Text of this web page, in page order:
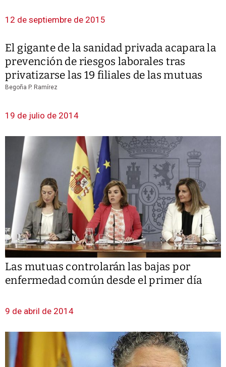
12 de septiembre de 2015
El gigante de la sanidad privada acapara la
prevención de riesgos laborales tras
privatizarse las 19 filiales de las mutuas
Begoña P. Ramírez
19 de julio de 2014
Las mutuas controlarán las bajas por
enfermedad común desde el primer día
9 de abril de 2014